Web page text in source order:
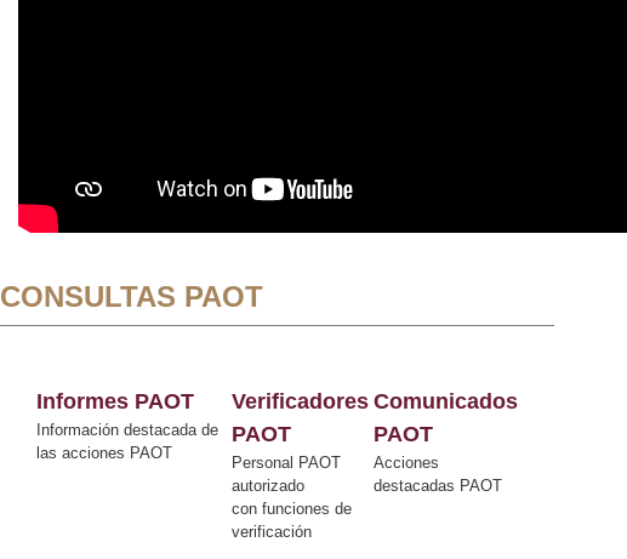
CONSULTAS PAOT
Informes PAOT
Información destacada de
las acciones PAOT
Verificadores
PAOT
Personal PAOT
autorizado
con funciones de
verificación
Comunicados
PAOT
Acciones
destacadas PAOT